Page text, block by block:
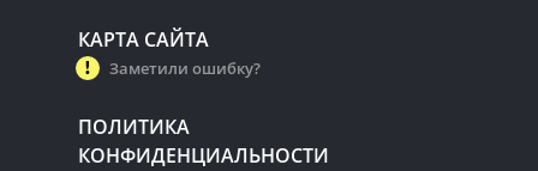
КАРТА САЙТА
Заметили ошибку?
ПОЛИТИКА
КОНФИДЕНЦИАЛЬНОСТИ